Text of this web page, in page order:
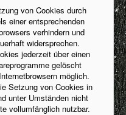
von Cookies durch
einer entsprechenden
verhindern und
widersprechen.
jederzeit über einen
gelöscht
möglich.
Setzung von Cookies in
unter Umständen nicht
vollumfänglich nutzbar.